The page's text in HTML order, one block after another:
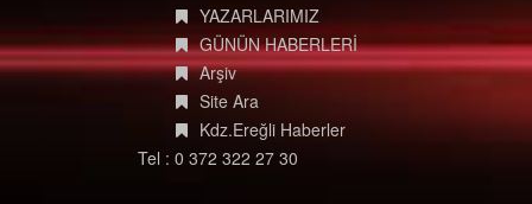
YAZARLARIMIZ
GÜNÜN HABERLERİ
Arşiv
Site Ara
Kdz.Ereğli Haberler
Tel : 0 372 322 27 30